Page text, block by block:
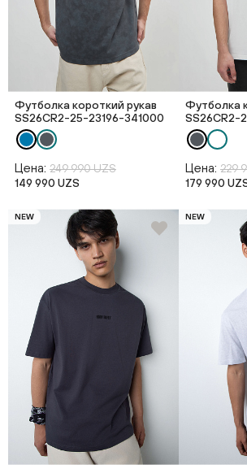
Футболка короткий рукав
SS26CR2-25-23196-341000
Цена: 249 990 UZS
149 990 UZS
Футболка
SS26CR2-
Цена: 229
179 990
NEW NEW